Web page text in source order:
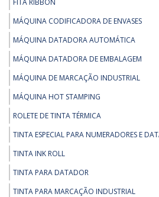
FITA RIBBON
MÁQUINA CODIFICADORA DE ENVASES
MÁQUINA DATADORA AUTOMÁTICA
MÁQUINA DATADORA DE EMBALAGEM
MÁQUINA DE MARCAÇÃO INDUSTRIAL
MÁQUINA HOT STAMPING
ROLETE DE TINTA TÉRMICA
TINTA ESPECIAL PARA NUMERADORES E
TINTA INK ROLL
TINTA PARA DATADOR
TINTA PARA MARCAÇÃO INDUSTRIAL